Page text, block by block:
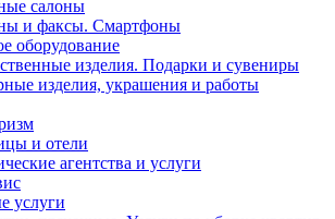
салоны
и факсы. Смартфоны
оборудование
изделия. Подарки и сувениры
изделия, украшения и работы
и отели
агентства и услуги
услуги